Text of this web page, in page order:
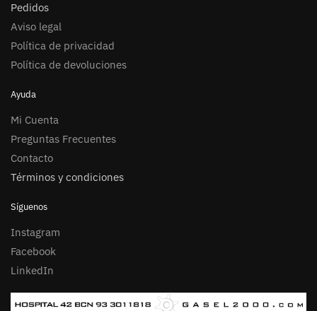
Pedidos
Aviso legal
Política de privacidad
Política de devoluciones
Ayuda
Mi Cuenta
Preguntas Frecuentes
Contacto
Términos y condiciones
Síguenos
Instagram
Facebook
LinkedIn